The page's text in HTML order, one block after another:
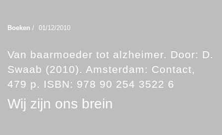
Boeken / 01/12/2010
Van baarmoeder tot alzheimer. Door: D.
Swaab (2010). Amsterdam: Contact,
479 p. ISBN: 978 90 254 3522 6
Wij zijn ons brein